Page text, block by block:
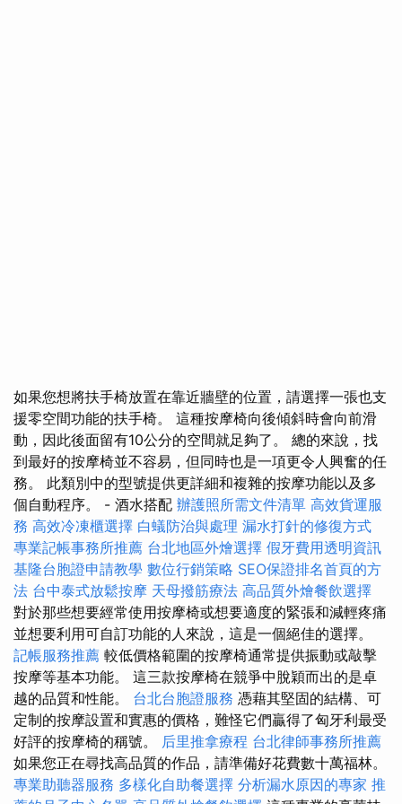
如果您想將扶手椅放置在靠近牆壁的位置，請選擇一張也支
援零空間功能的扶手椅。 這種按摩椅向後傾斜時會向前滑
動，因此後面留有10公分的空間就足夠了。 總的來說，找
到最好的按摩椅並不容易，但同時也是一項更令人興奮的任
務。 此類別中的型號提供更詳細和複雜的按摩功能以及多
個自動程序。 - 酒水搭配 辦護照所需文件清單 高效貨運服
務 高效冷凍櫃選擇 白蟻防治與處理 漏水打針的修復方式
專業記帳事務所推薦 台北地區外燴選擇 假牙費用透明資訊
基隆台胞證申請教學 數位行銷策略 SEO保證排名首頁的方
法 台中泰式放鬆按摩 天母撥筋療法 高品質外燴餐飲選擇
對於那些想要經常使用按摩椅或想要適度的緊張和減輕疼痛
並想要利用可自訂功能的人來說，這是一個絕佳的選擇。
記帳服務推薦 較低價格範圍的按摩椅通常提供振動或敲擊
按摩等基本功能。 這三款按摩椅在競爭中脫穎而出的是卓
越的品質和性能。 台北台胞證服務 憑藉其堅固的結構、可
定制的按摩設置和實惠的價格，難怪它們贏得了匈牙利最受
好評的按摩椅的稱號。 后里推拿療程 台北律師事務所推薦
如果您正在尋找高品質的作品，請準備好花費數十萬福林。
專業助聽器服務 多樣化自助餐選擇 分析漏水原因的專家 推